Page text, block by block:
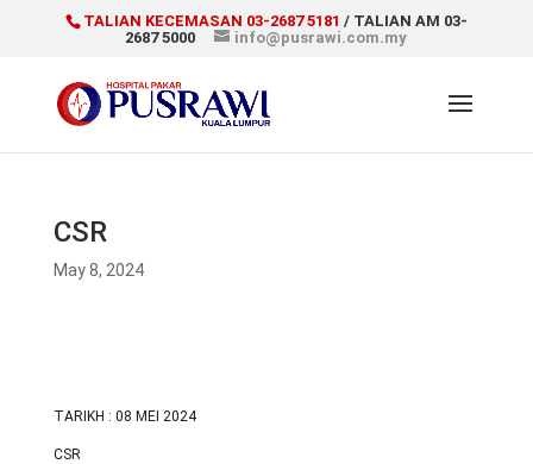
TALIAN KECEMASAN 03-2687 5181 / TALIAN AM 03-
2687 5000
info@pusrawi.com.my
CSR
May 8, 2024
TARIKH : 08 MEI 2024
CSR